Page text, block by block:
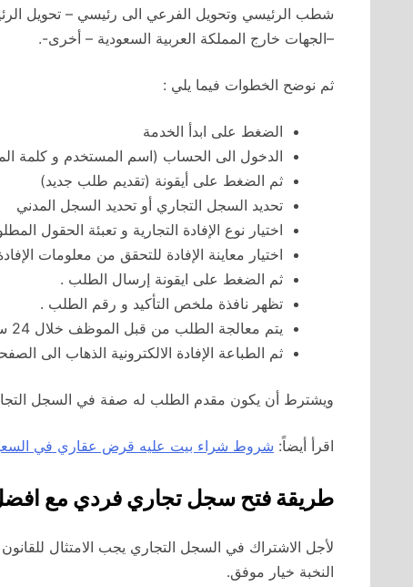
شطب الرئيسي وتحويل الفرعي الى رئيسي – تحويل
–الجهات خارج المملكة العربية السعودية – أخرى-.
ثم نوضح الخطوات فيما يلي :
الضغط على ابدأ الخدمة
الدخول الى الحساب (اسم المستخدم و كلمة
ثم الضغط على أيقونة (تقديم طلب جديد)
تحديد السجل التجاري أو تحديد السجل المدني
اختيار نوع الإفادة التجارية و تعبئة الحقول
اختيار معاينة الإفادة للتحقق من معلومات
ثم الضغط على ايقونة إرسال الطلب .
تظهر نافذة ملخص التأكيد و رقم الطلب .
يتم معالجة الطلب من قبل الموظف خلال 24 ساعة وبعد الموافقة تتاح الإفادة للطباعة .
ثم الطباعة الإفادة الالكترونية الذهاب الى
ويشترط أن يكون مقدم الطلب له صفة في السجل
اقرأ أيضاً: شروط شراء بيت عليه قرض عقاري في
طريقة فتح سجل تجاري فردي مع
لأجل الاشتراك في السجل التجاري يجب الامتثال
النخبة خيار موفق.